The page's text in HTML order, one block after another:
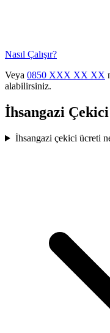
Nasıl Çalışır?
Veya 0850 XXX XX XX
alabilirsiniz.
İhsangazi
İhsangazi çekici ücreti